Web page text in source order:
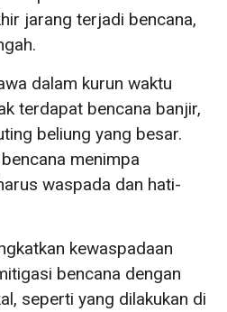
jarang terjadi bencana,
dalam kurun waktu
terdapat bencana banjir,
beliung yang besar.
menimpa
waspada dan hati-
kewaspadaan
bencana dengan
seperti yang dilakukan di